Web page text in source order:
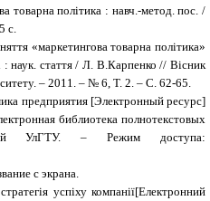
товарна політика : навч.-метод. пос. /
с.
«маркетингова товарна політика»
: наук. стаття / Л. В.Карпенко // Вісник
– 2011. – № 6, T. 2. – С. 62-65.
предприятия [Электронный ресурс]
библиотека полнотекстовых
УлГТУ. – Режим доступа:
с экрана.
успіху компанії[Електронний